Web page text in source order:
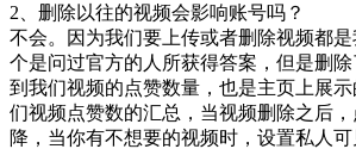
2、删除以往的视频会影响账号吗？
不会。因为我们要上传或者删除视频都
个是问过官方的人所获得答案，但是删
到我们视频的点赞数量，也是主页上展
们视频点赞数的汇总，当视频删除之后
降，当你有不想要的视频时，设置私人可